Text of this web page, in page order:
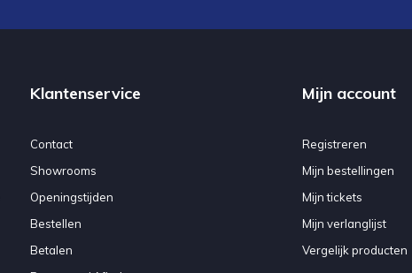
Klantenservice
Contact
Showrooms
Openingstijden
Bestellen
Betalen
Mijn account
Registreren
Mijn bestellingen
Mijn tickets
Mijn verlanglijst
Vergelijk producten